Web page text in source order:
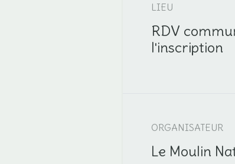
LIEU
RDV
l'inscription
ORGANISATEUR
Le Moulin